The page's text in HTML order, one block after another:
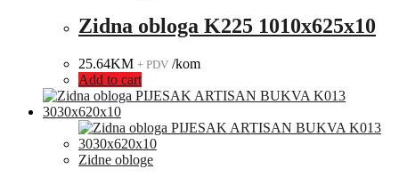
Zidna obloga K225 1010x625x10
25.64KM + PDV /kom
Add to cart
Zidne obloge